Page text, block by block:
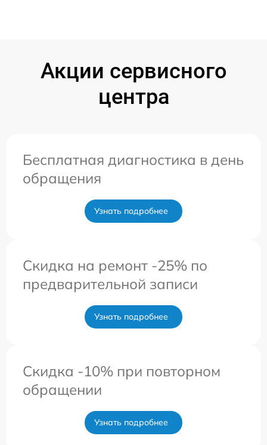
Акции сервисного
центра
Бесплатная диагностика в день
обращения
Узнать подробнее
Скидка на ремонт -25% по
предварительной записи
Узнать подробнее
Скидка -10% при повторном
обращении
Узнать подробнее